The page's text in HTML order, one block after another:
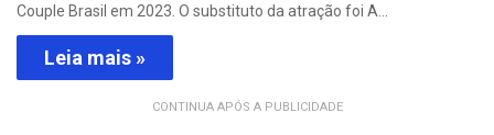
Couple Brasil em 2023. O substituto da atração foi A…
Leia mais »
CONTINUA APÓS A PUBLICIDADE